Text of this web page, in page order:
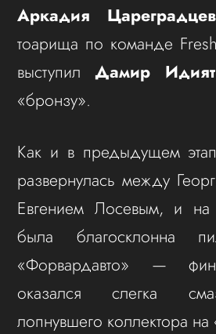
Аркадия
тоарища по команде
выступилДамир
«бронзу».
Как и в предыдущем
развернулась между
Евгением Лосевым, и на
была благосклонна
«Форвардавто» —
оказался слегка
лопнувшего коллектора